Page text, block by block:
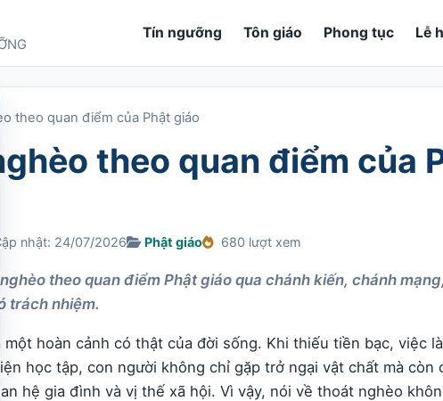
Tín ngưỡng Tôn giáo Phong tục Lễ
theo quan điểm của Phật giáo
theo quan điểm của
Cập nhật: 24/07/2026 Phật giáo 680 lượt xem
theo quan điểm Phật giáo qua chánh kiến, chánh
trách nhiệm.
hoàn cảnh có thật của đời sống. Khi thiếu tiền bạc, việc
học tập, con người không chỉ gặp trở ngại vật chất mà còn
hệ gia đình và vị thế xã hội. Vì vậy, nói về thoát nghèo